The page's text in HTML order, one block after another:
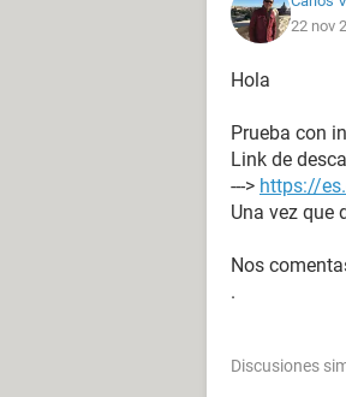
22 nov
Hola
Prueba con
Link de
---> https://
Una vez que
Nos
.
Discusiones